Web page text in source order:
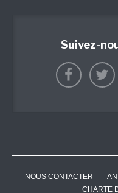
Suivez-
NOUS CONTACTER
CHARTE